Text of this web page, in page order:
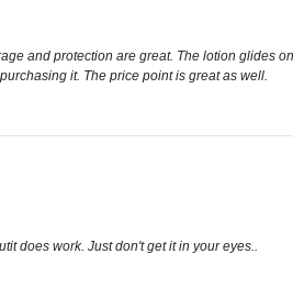
and protection are great. The lotion glides
it. The price point is great as well.
does work. Just don't get it in your eyes..